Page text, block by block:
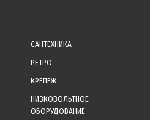
САНТЕХНИКА
РЕТРО
КРЕПЕЖ
НИЗКОВОЛЬТНОЕ
ОБОРУДОВАНИЕ